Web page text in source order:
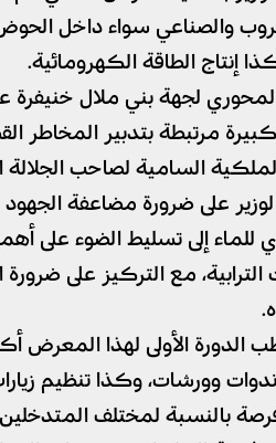
والصناعي سواء داخل الحوض
إنتاج الطاقة الكهرومائية.
لجهة بني ملال خنيفرة
كبيرة مرتبطة بتدبير
السامية لصاحب الجلالة
على ضرورة مضاعفة
إلى تسليط الضوء على
الترابية، مع التركيز على
لهذا المعرض أكثر من 5000 زائر ومشاركة حوالي
وورشات، وكذا تنظيم
بالنسبة لمختلف المتدخلين